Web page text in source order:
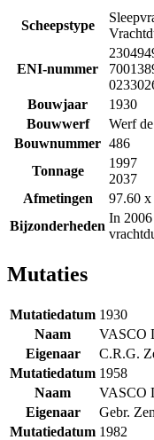
Scheepstype
ENI-nummer
Bouwjaar
1930
Bouwwerf
Werf
Bouwnummer 486
Tonnage
1997
2037
Afmetingen
97.60
Bijzonderheden
In
Mutaties
Mutatiedatum 1930
Naam
VASCO
Eigenaar
C.R.G.
Mutatiedatum 1958
Naam
VASCO
Eigenaar
Gebr.
Mutatiedatum 1982